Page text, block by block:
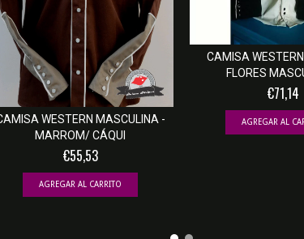
WESTERN MASCULINA -
MARROM/ CÁQUI
€55,53
AGREGAR AL CARRITO
CAMISA
FLORES
€71,14
AGREGAR AL